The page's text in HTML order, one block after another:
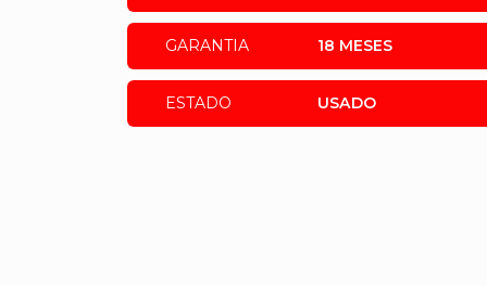
GARANTIA 18 MESES
ESTADO USADO